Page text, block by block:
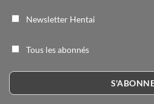
Newsletter Hentai
Tous les abonnés